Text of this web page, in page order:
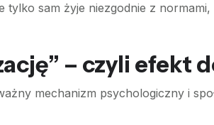
tylko sam żyje niezgodnie z
– czyli efekt
mechanizm psychologiczny i